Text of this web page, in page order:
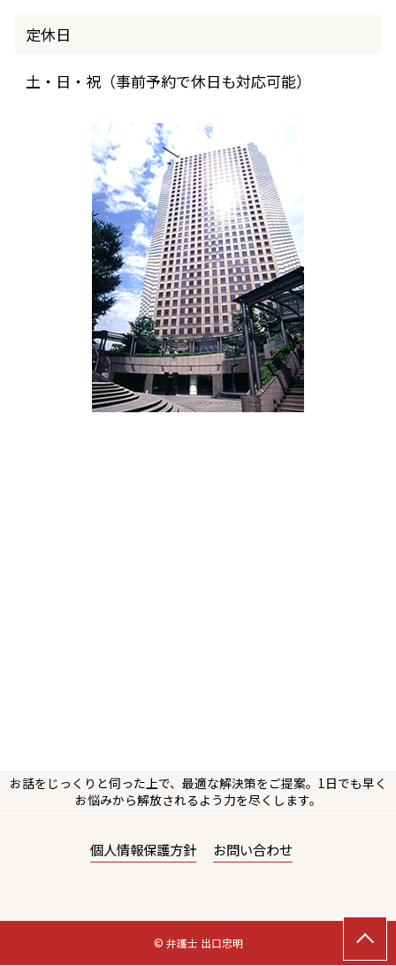
定休日
土・日・祝（事前予約で休日も対応可能）
お話をじっくりと伺った上で、最適な解決策をご提案。1日でも早く
お悩みから解放されるよう力を尽くします。
個人情報保護方針 お問い合わせ
© 弁護士 出口忠明